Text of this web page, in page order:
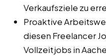
Verkaufsziele zu
Proaktive
diesen Freelancer
Vollzeitjobs in